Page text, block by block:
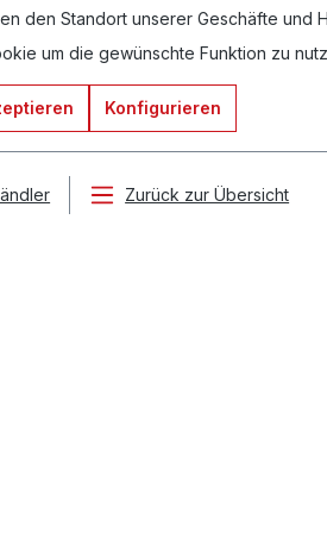
den Standort unserer Geschäfte und
um die gewünschte Funktion zu
Konfigurieren
Zurück zur Übersicht